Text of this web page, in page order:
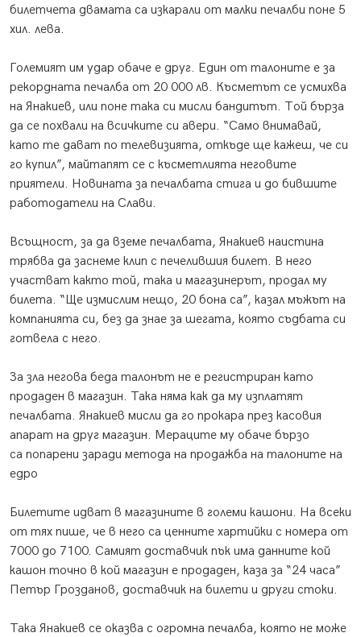
билетчета двамата са изкарали от малки печалби поне 5
хил. лева.
Големият им удар обаче е друг. Един от талоните е за
рекордната печалба от 20 000 лв. Късметът се усмихва
на Янакиев, или поне така си мисли бандитът. Той бърза
да се похвали на всичките си авери. “Само внимавай,
като те дават по телевизията, откъде ще кажеш, че си
го купил”, майтапят се с късметлията неговите
приятели. Новината за печалбата стига и до бившите
работодатели на Слави.
Всъщност, за да вземе печалбата, Янакиев наистина
трябва да заснеме клип с печелившия билет. В него
участват както той, така и магазинерът, продал му
билета. “Ще измислим нещо, 20 бона са”, казал мъжът на
компанията си, без да знае за шегата, която съдбата си
готвела с него.
За зла негова беда талонът не е регистриран като
продаден в магазин. Така няма как да му изплатят
печалбата. Янакиев мисли да го прокара през касовия
апарат на друг магазин. Мераците му обаче бързо
са попарени заради метода на продажба на талоните на
едро
Билетите идват в магазините в големи кашони. На всеки
от тях пише, че в него са ценните хартийки с номера от
7000 до 7100. Самият доставчик пък има данните кой
кашон точно в кой магазин е продаден, каза за “24 часа”
Петър Грозданов, доставчик на билети и други стоки.
Така Янакиев се оказва с огромна печалба, която не може